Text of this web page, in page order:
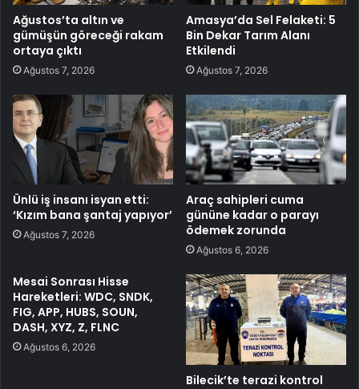
Ağustos’ta altın ve
gümüşün göreceği rakam
ortaya çıktı
Ağustos 7, 2026
Amasya’da Sel Felaketi: 5
Bin Dekar Tarım Alanı
Etkilendi
Ağustos 7, 2026
Ünlü iş insanı isyan etti:
‘Kızım bana şantaj yapıyor’
Ağustos 7, 2026
Araç sahipleri cuma
gününe kadar o parayı
ödemek zorunda
Ağustos 6, 2026
Mesai Sonrası Hisse
Hareketleri: WDC, SNDK,
FIG, APP, HUBS, SOUN,
DASH, XYZ, Z, FLNC
Ağustos 6, 2026
Bilecik’te terazi kontrol